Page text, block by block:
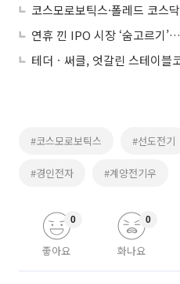
코스모로보틱스·폴레드 코스
테더ㆍ써클, 엇갈린 스테이블
#코스모로보틱스 #선도전기
#경인전자 #계양전기우
좋아요
0
화나요
0